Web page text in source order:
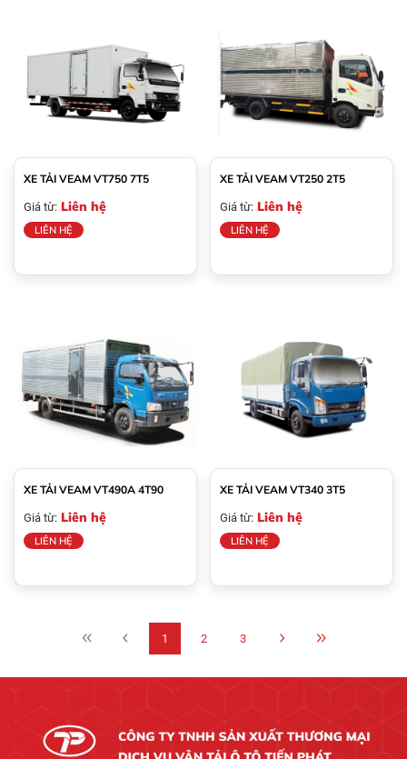
XE TẢI VEAM VT750 7T5
Giá từ: Liên hệ
LIÊN HỆ
XE TẢI VEAM VT250 2T5
Giá từ: Liên hệ
LIÊN HỆ
XE TẢI VEAM VT490A 4T90
Giá từ: Liên hệ
LIÊN HỆ
XE TẢI VEAM VT340 3T5
Giá từ: Liên hệ
LIÊN HỆ
1 2 3